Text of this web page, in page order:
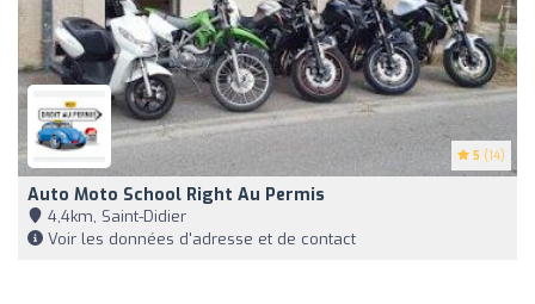
5 (14)
Auto Moto School Right Au Permis
4,4km, Saint-Didier
Voir les données d'adresse et de contact